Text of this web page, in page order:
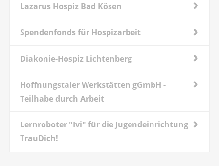
Lazarus Hospiz Bad Kösen
Spendenfonds für Hospizarbeit
Diakonie-Hospiz Lichtenberg
Hoffnungstaler Werkstätten gGmbH -
Teilhabe durch Arbeit
Lernroboter "Ivi" für die Jugendeinrichtung
TrauDich!